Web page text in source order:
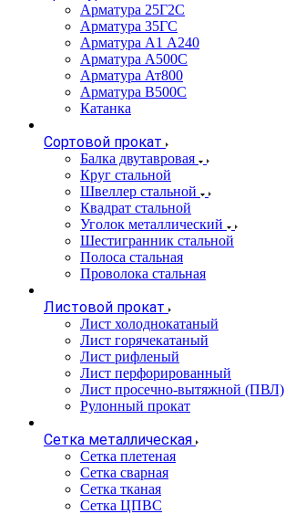
Арматура 25Г2С
Арматура 35ГС
Арматура А1 А240
Арматура А500С
Арматура Ат800
Арматура В500С
Катанка
Сортовой прокат
Балка двутавровая
Круг стальной
Швеллер стальной
Квадрат стальной
Уголок металлический
Шестигранник стальной
Полоса стальная
Проволока стальная
Листовой прокат
Лист холоднокатаный
Лист горячекатаный
Лист рифленый
Лист перфорированный
Лист просечно-вытяжной (ПВЛ)
Рулонный прокат
Сетка металлическая
Сетка плетеная
Сетка сварная
Сетка тканая
Сетка ЦПВС